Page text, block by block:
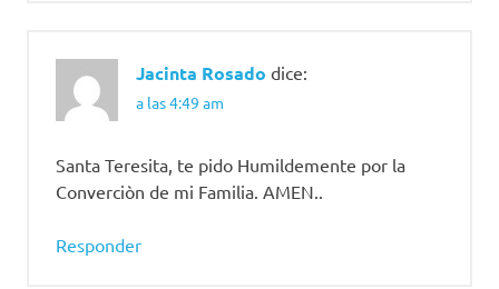
Jacinta Rosado dice:
a las 4:49 am
Santa Teresita, te pido Humildemente por la
Converciòn de mi Familia. AMEN..
Responder